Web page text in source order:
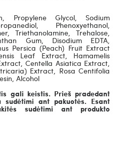
Propylene Glycol, Sodium
Phenoxyethanol,
Triethanolamine, Trehalose,
Gum, Disodium EDTA,
Persica (Peach) Fruit Extract
Leaf Extract, Hamamelis
Centella Asiatica Extract,
Extract, Rosa Centifolia
Alcohol
gali keistis. Prieš pradedant
sudėtimi ant pakuotės. Esant
sudėtimi ant produkto